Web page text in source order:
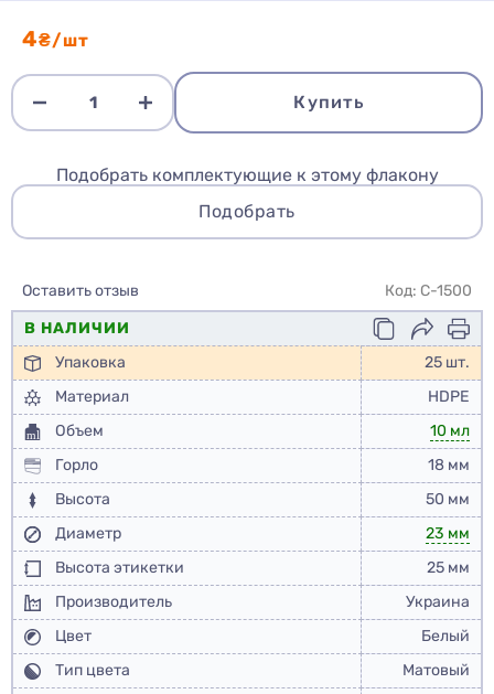
4₴/шт
Купить
Подобрать комплектующие к этому флакону
Подобрать
Оставить отзыв
Код: C-1500
В НАЛИЧИИ
Упаковка
25 шт.
Материал
HDPE
Объем
10 мл
Горло
18 мм
Высота
50 мм
Диаметр
23 мм
Высота этикетки
25 мм
Производитель
Украина
Цвет
Белый
Тип цвета
Матовый